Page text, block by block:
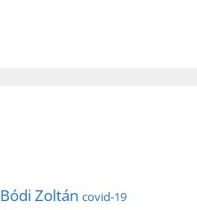
Bódi Zoltán covid-19